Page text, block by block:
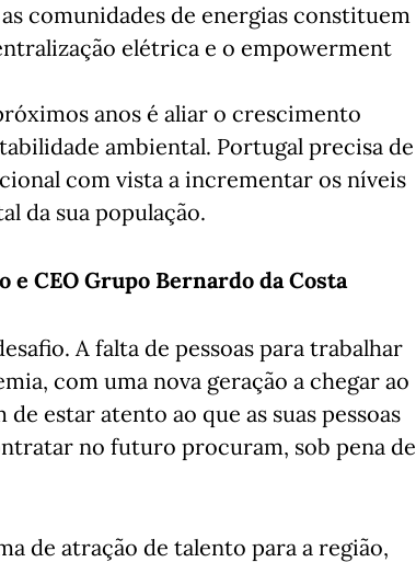
comunidades de energias constituem
elétrica e o empowerment
anos é aliar o crescimento
ambiental. Portugal precisa de
com vista a incrementar os níveis
da sua população.
CEO Grupo Bernardo da Costa
A falta de pessoas para trabalhar
com uma nova geração a chegar ao
estar atento ao que as suas pessoas
no futuro procuram, sob pena de
de atração de talento para a região,